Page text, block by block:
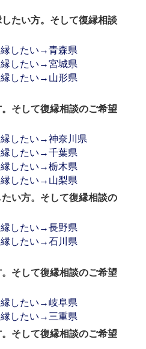
したい方。そして復縁相談
したい→青森県
したい→宮城県
したい→山形県
。そして復縁相談のご希望
したい→神奈川県
したい→千葉県
したい→栃木県
したい→山梨県
たい方。そして復縁相談の
したい→長野県
したい→石川県
。そして復縁相談のご希望
したい→岐阜県
したい→三重県
。そして復縁相談のご希望